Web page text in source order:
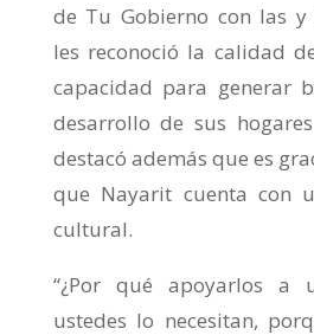
de Tu Gobierno con las y
les reconoció la calidad
capacidad para generar
desarrollo de sus
destacó además que es
que Nayarit cuenta con
cultural.
“¿Por qué apoyarlos a
ustedes lo necesitan,